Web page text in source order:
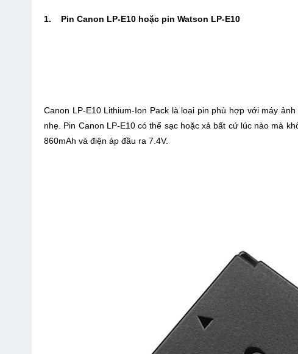
1. Pin Canon LP-E10 hoặc pin Watson LP-E10
Canon LP-E10 Lithium-Ion Pack là loại pin phù hợp với máy
nhẹ. Pin Canon LP-E10 có thể sạc hoặc xả bất cứ lúc nào mà
860mAh và điện áp đầu ra 7.4V.